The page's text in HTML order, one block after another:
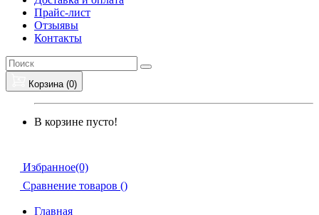
Прайс-лист
Отзыявы
Контакты
Корзина (0)
В корзине пусто!
Избранное(0)
Сравнение товаров ()
Главная